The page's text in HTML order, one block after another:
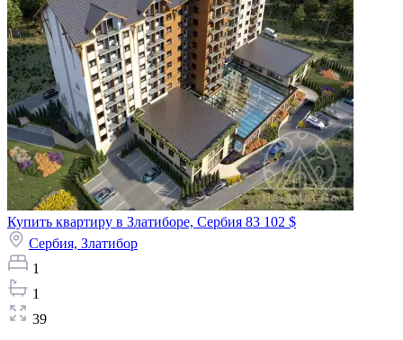
Купить квартиру в Златиборе, Сербия 83 102 $
Сербия, Златибор
1
1
39